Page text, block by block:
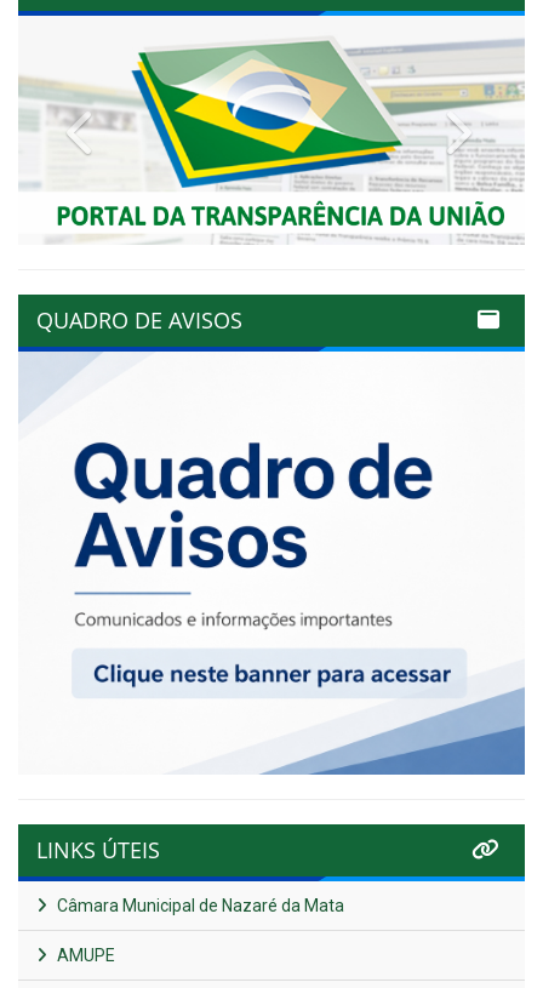
Previous Next
QUADRO DE AVISOS
LINKS ÚTEIS
Câmara Municipal de Nazaré da Mata
AMUPE